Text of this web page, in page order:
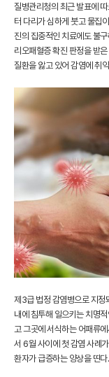
질병관리청의 최근 발표에
터 다리가 심하게 붓고 물집
진의 집중적인 치료에도 불
리오패혈증 확진 판정을 받
질환을 앓고 있어 감염에 취
제3급 법정 감염병으로 지정
내에 침투해 일으키는 치명
고 그곳에 서식하는 어패류
서 6월 사이에 첫 감염 사례
환자가 급증하는 양상을 띤다.